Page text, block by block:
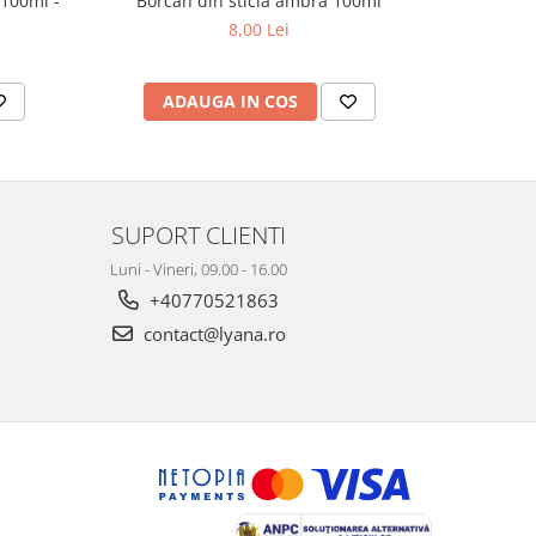
8,00 Lei
ADAUGA IN COS
SUPORT CLIENTI
Luni - Vineri, 09.00 - 16.00
+40770521863
contact@lyana.ro